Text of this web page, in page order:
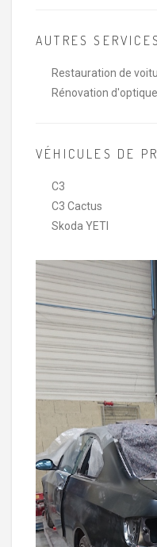
AUTRES SERVICES
Restauration de
Rénovation
VÉHICULES DE
C3
C3 Cactus
Skoda YETI